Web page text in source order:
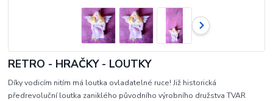
RETRO - HRAČKY - LOUTKY
Díky vodicím nitím má loutka ovladatelné ruce! Již historická
předrevoluční loutka zaniklého původního výrobního družstva TVAR